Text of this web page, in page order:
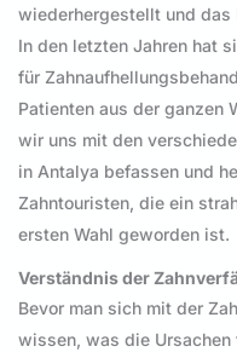
wiederhergestellt und das
In den letzten Jahren hat
für
Patienten aus der ganzen
wir uns mit den
in Antalya befassen und
Zahntouristen, die ein
ersten Wahl geworden ist.
Verständnis der
Bevor man sich mit der
wissen, was die